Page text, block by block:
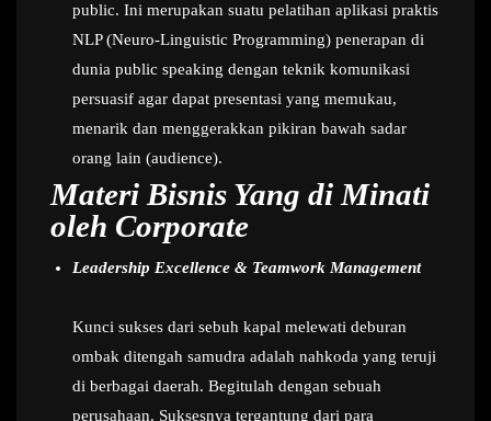
public. Ini merupakan suatu pelatihan aplikasi praktis
NLP (Neuro-Linguistic Programming) penerapan di
dunia public speaking dengan teknik komunikasi
persuasif agar dapat presentasi yang memukau,
menarik dan menggerakkan pikiran bawah sadar
orang lain (audience).
Materi Bisnis Yang di Minati
oleh Corporate
Leadership Excellence & Teamwork Management
Kunci sukses dari sebuh kapal melewati deburan
ombak ditengah samudra adalah nahkoda yang teruji
di berbagai daerah. Begitulah dengan sebuah
perusahaan. Suksesnya tergantung dari para